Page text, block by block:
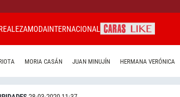
MODAINTERNACIONAL
MORIA CASÁN JUAN MINUJÍN HERMANA VERÓNICA